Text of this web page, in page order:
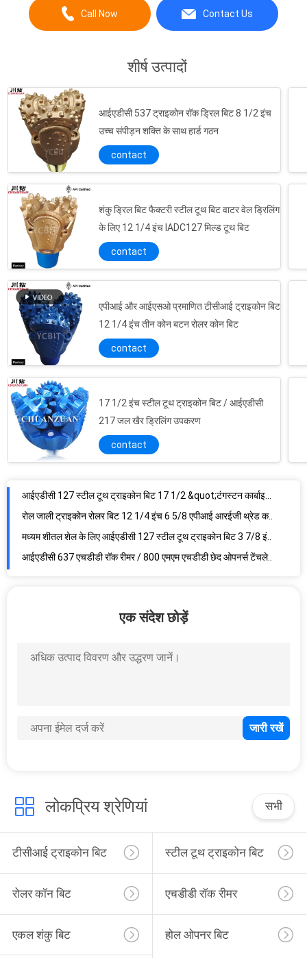
...
Call Now Contact Us
शीर्ष उत्पादों
आईएडीसी 537 ट्राइकोन रॉक ड्रिल बिट 8 1/2 इंच
उच्च संपीड़न शक्ति के साथ हार्ड गठन
contact
शंकु ड्रिल बिट फैक्टरी स्टील टूथ बिट वाटर वेल ड्रिलिंग
के लिए 12 1/4 इंच IADC127 मिल्ड टूथ बिट
contact
एपीआई और आईएसओ प्रमाणित टीसीआई ट्राइकोन बिट
12 1/4 इंच तीन कोन बटन रोलर कोन बिट
contact
17 1/2 इंच स्टील टूथ ट्राइकोन बिट / आईएडीसी
217 जल खैर ड्रिलिंग उपकरण
contact
मध्यम शीतल शेल के लिए आईएडीसी 127 स्टील टूथ ट्राइकोन बिट 3 7/8 इंच 98 एमएम
फैक्ट्री नई सीलबंद असर 6 इंच टीसीआई ट्राइकोन बिट रोलर शंकु बिट
सीलबंद असर टीसीआई ट्राइकोन ड्रिलिंग बिट्स आपूर्तिकर्ताओं 8 1/2 इंच 215.9 मिमी टीसीआई टूथ ट्राइकोन ड्रिलिंग बिट रॉक के लिए
अच्छी तरह से ड्रिलिंग के लिए 12 1/4 311.1 मिमी टीसीआई ट्राइकोन बिट ट्राइकोन ड्रिल बिट
एपीआई 8 1/2 "टीसीआई ड्रिल बिट / ट्राइकोन रोटरी बिट पानी अच्छी तरह से ड्रिलिंग उपकरण डालें
एक संदेश छोड़ें
लोकप्रिय श्रेणियां सभी
टीसीआई ट्राइकोन बिट स्टील टूथ ट्राइकोन बिट
रोलर कॉन बिट एचडीडी रॉक रीमर
एकल शंकु बिट होल ओपनर बिट